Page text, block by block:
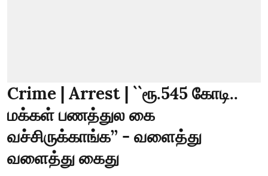
Crime | Arrest | ``ரூ.545 கோடி..
மக்கள் பணத்துல கை
வச்சிருக்காங்க’’ - வளைத்து
வளைத்து கைது